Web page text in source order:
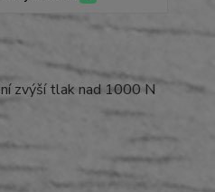
zvýší tlak nad 1000 N